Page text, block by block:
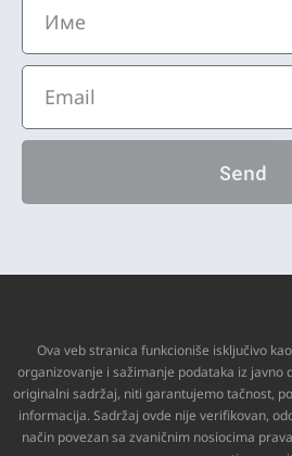
Send
Ova veb stranica funkcioniše isključivo
organizovanje i sažimanje podataka iz javno
originalni sadržaj, niti garantujemo tačnost,
informacija. Sadržaj ovde nije verifikovan,
način povezan sa zvaničnim nosiocima